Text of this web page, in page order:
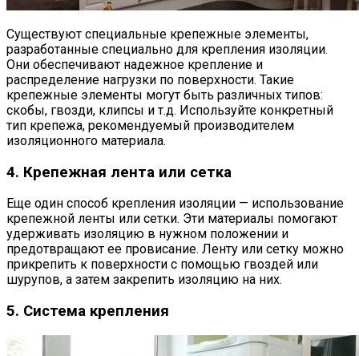
Существуют специальные крепежные элементы,
разработанные специально для крепления изоляции.
Они обеспечивают надежное крепление и
распределение нагрузки по поверхности. Такие
крепежные элементы могут быть различных типов:
скобы, гвозди, клипсы и т.д. Используйте конкретный
тип крепежа, рекомендуемый производителем
изоляционного материала.
4. Крепежная лента или сетка
Еще один способ крепления изоляции — использование
крепежной ленты или сетки. Эти материалы помогают
удерживать изоляцию в нужном положении и
предотвращают ее провисание. Ленту или сетку можно
прикрепить к поверхности с помощью гвоздей или
шурупов, а затем закрепить изоляцию на них.
5. Система крепления